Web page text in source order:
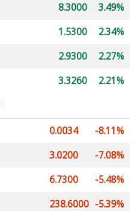
8.3000
3.49%
1.5300
2.34%
2.9300
2.27%
3.3260 2.21%
0.0034
-8.11%
3.0200
-7.08%
6.7300
-5.48%
238.6000 -5.39%